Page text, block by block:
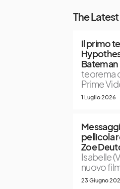
The Latest
Il primo
Bateman
teorema
Prime
1 Luglio 2026
pellicola
Zoe
Isabelle
nuovo
23 Giugno